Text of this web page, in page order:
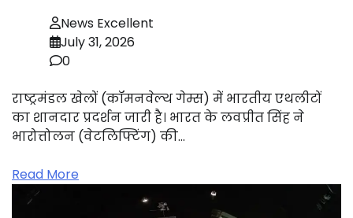
News Excellent
July 31, 2026
0
राष्ट्रमंडल खेलों (कॉमनवेल्थ गेम्स) में भारतीय एथलीटों
का शानदार प्रदर्शन जारी है। भारत के लवप्रीत सिंह ने
भारोत्तोलन (वेटलिफ्टिंग) की…
Read More